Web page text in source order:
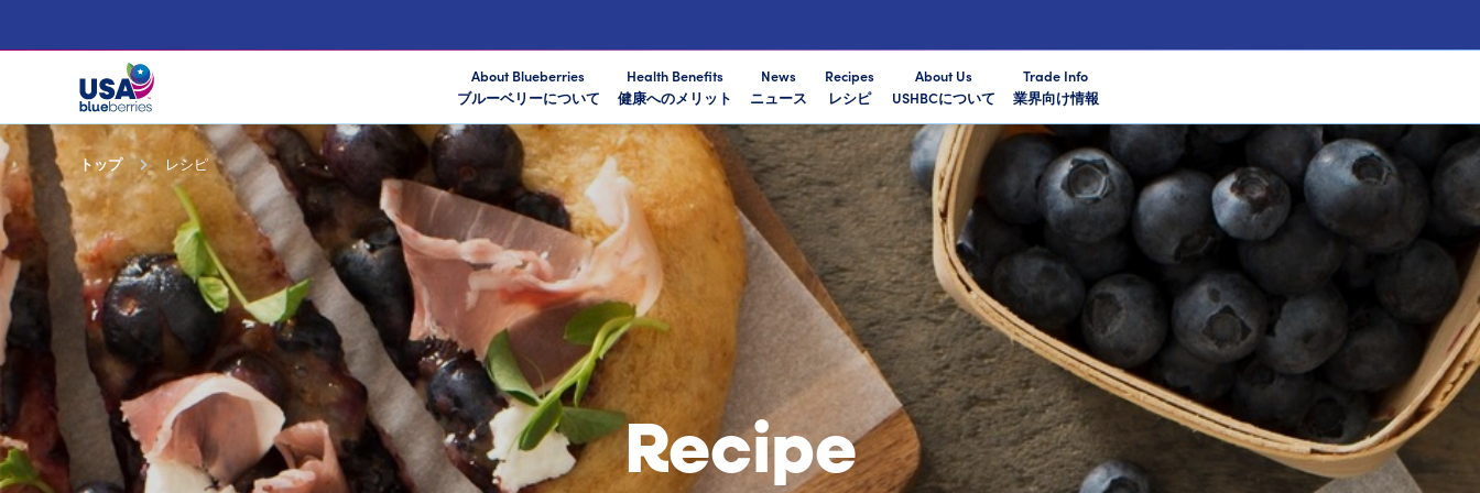
About Blueberries
ブルーベリーについて
Health Benefits
健康へのメリット
News
ニュース
Recipes
レシピ
About Us
USHBCについて
Trade Info
業界向け情報
トップ レシピ
Recipe